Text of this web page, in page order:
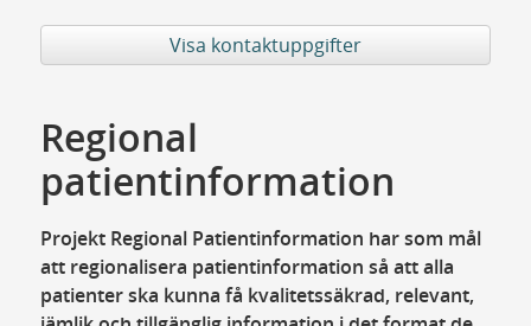
Visa kontaktuppgifter
Regional
patientinformation
Projekt Regional Patientinformation har som mål
att regionalisera patientinformation så att alla
patienter ska kunna få kvalitetssäkrad, relevant,